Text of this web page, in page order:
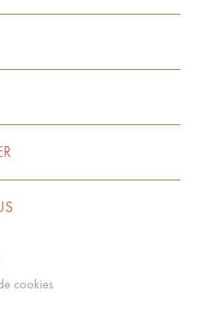
cookies